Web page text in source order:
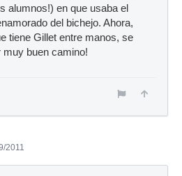
alumnos!) en que usaba el
del bichejo. Ahora,
tiene Gillet entre manos, se
buen camino!
2011